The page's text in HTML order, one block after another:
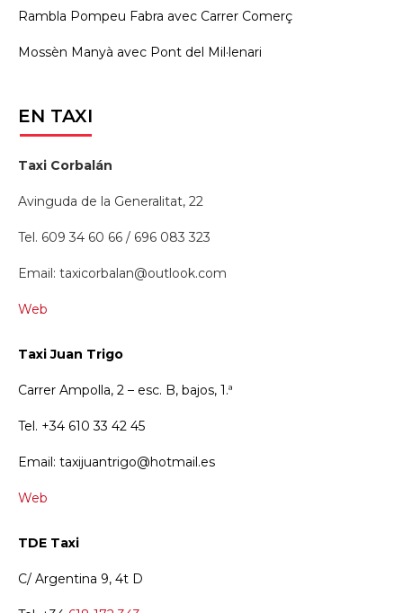
Rambla Pompeu Fabra avec Carrer Comerç
Mossèn Manyà avec Pont del Mil·lenari
EN TAXI
Taxi Corbalán
Avinguda de la Generalitat, 22
Tel. 609 34 60 66 / 696 083 323
Email: taxicorbalan@outlook.com
Web
Taxi Juan Trigo
Carrer Ampolla, 2 – esc. B, bajos, 1.ª
Tel. +34 610 33 42 45
Email: taxijuantrigo@hotmail.es
Web
TDE Taxi
C/ Argentina 9, 4t D